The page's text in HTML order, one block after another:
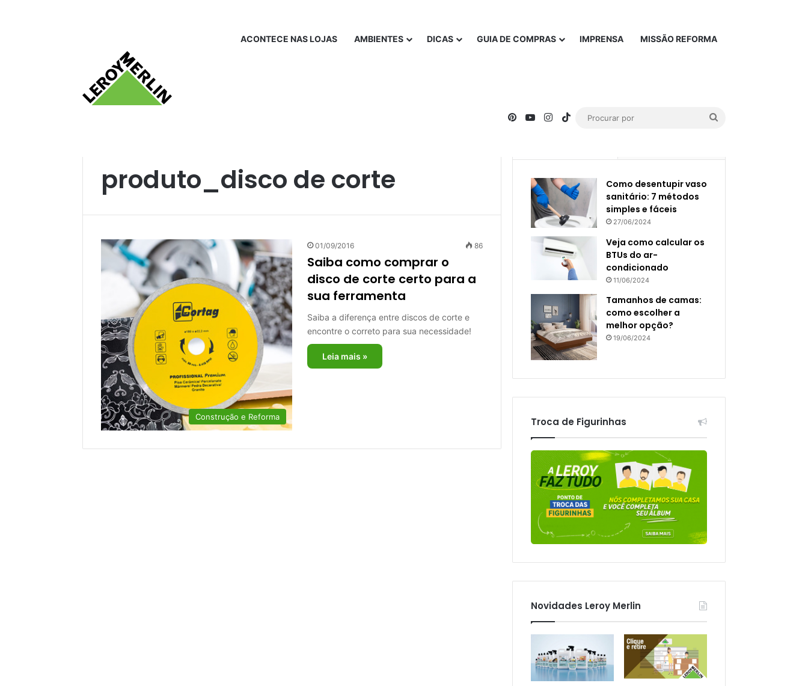
ACONTECE NAS LOJAS AMBIENTES DICAS GUIA DE COMPRAS IMPRENSA MISSÃO REFORMA
PinterestYouTubeInstagram
TikTok
produto_disco de corte
Construção e Reforma
01/09/2016 86
Saiba como comprar o
disco de corte certo para a
sua ferramenta
Saiba a diferença entre discos de corte e
encontre o correto para sua necessidade!
Leia mais »
Como desentupir vaso
sanitário: 7 métodos
simples e fáceis
27/06/2024
Veja como calcular os
BTUs do ar-
condicionado
11/06/2024
Tamanhos de camas:
como escolher a
melhor opção?
19/06/2024
Troca de Figurinhas
Novidades Leroy Merlin